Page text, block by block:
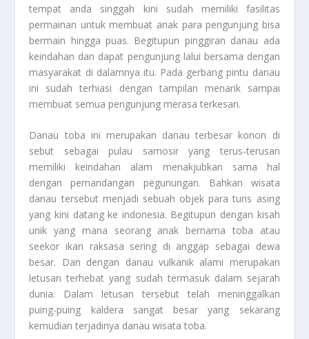
tempat anda singgah kini sudah memiliki fasilitas
permainan untuk membuat anak para pengunjung bisa
bermain hingga puas. Begitupun pinggiran danau ada
keindahan dan dapat pengunjung lalui bersama dengan
masyarakat di dalamnya itu. Pada gerbang pintu danau
ini sudah terhiasi dengan tampilan menarik sampai
membuat semua pengunjung merasa terkesan.
Danau toba ini merupakan danau terbesar konon di
sebut sebagai pulau samosir yang terus-terusan
memiliki keindahan alam menakjubkan sama hal
dengan pemandangan pegunungan. Bahkan wisata
danau tersebut menjadi sebuah objek para turis asing
yang kini datang ke indonesia. Begitupun dengan kisah
unik yang mana seorang anak bernama toba atau
seekor ikan raksasa sering di anggap sebagai dewa
besar. Dan dengan danau vulkanik alami merupakan
letusan terhebat yang sudah termasuk dalam sejarah
dunia. Dalam letusan tersebut telah meninggalkan
puing-puing kaldera sangat besar yang sekarang
kemudian terjadinya danau wisata toba.